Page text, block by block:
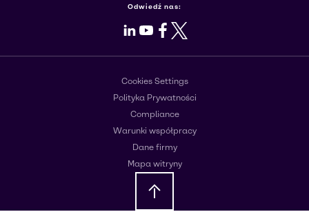
Odwiedź nas:
LinkedIn
Youtube
Facebook
X
Cookies Settings
Polityka Prywatności
Compliance
Warunki współpracy
Dane firmy
Mapa witryny